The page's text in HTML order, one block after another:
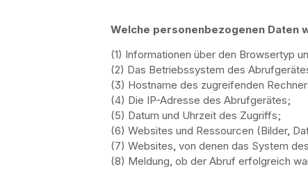
Welche personenbezogenen Daten
(1) Informationen über den Browsertyp
(2) Das Betriebssystem des
(3) Hostname des zugreifenden
(4) Die IP-Adresse des Abrufgerätes;
(5) Datum und Uhrzeit des Zugriffs;
(6) Websites und Ressourcen (Bilder,
(7) Websites, von denen das System
(8) Meldung, ob der Abruf erfolgreich